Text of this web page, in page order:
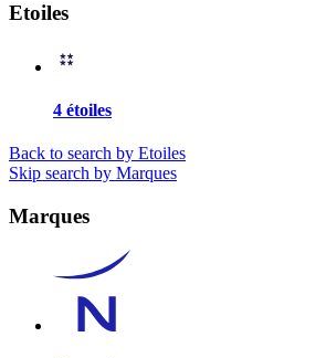
Etoiles
4 étoiles
Back to search by Etoiles
Skip search by Marques
Marques